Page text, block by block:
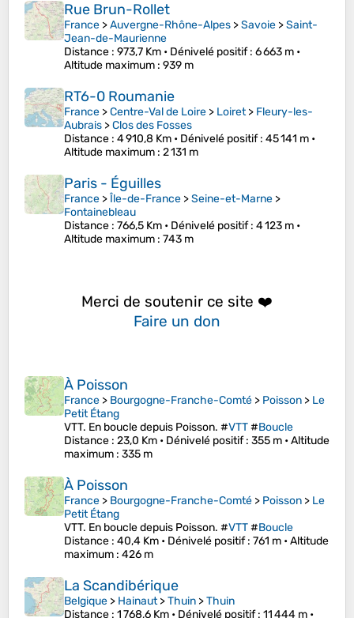
Rue Brun-Rollet
France >Auvergne-Rhône-Alpes >Savoie >Saint-
Jean-de-Maurienne
Distance : 973,7 Km • Dénivelé positif: 6 663 m •
Altitude maximum : 939 m
RT6-0 Roumanie
France >Centre-Val de Loire > Loiret> Fleury-les-
Aubrais >Clos des Fosses
Distance : 4 910,8 Km • Dénivelé positif: 45 141 m •
Altitude maximum : 2 131 m
Paris - Éguilles
France >Île-de-France >Seine-et-Marne >
Fontainebleau
Distance : 766,5 Km • Dénivelé positif: 4 123 m •
Altitude maximum : 743 m
Merci de soutenir ce site ❤️
Faire un don
À Poisson
France > Bourgogne-Franche-Comté > Poisson > Le
Petit Étang
VTT. En boucle depuis Poisson. #VTT#Boucle
Distance : 23,0 Km • Dénivelé positif: 355 m •Altitude
maximum : 335 m
À Poisson
France > Bourgogne-Franche-Comté > Poisson > Le
Petit Étang
VTT. En boucle depuis Poisson. #VTT#Boucle
Distance : 40,4 Km • Dénivelé positif: 761 m •Altitude
maximum : 426 m
La Scandibérique
Belgique > Hainaut>Thuin >Thuin
Distance : 1 768,6 Km • Dénivelé positif: 11 444 m •